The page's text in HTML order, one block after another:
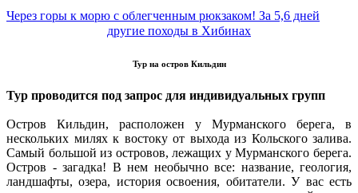
Через горы к морю с облегченным рюкзаком! За 5,6 дней
другие походы в Хибинах
Тур на остров Кильдин
Тур проводится под запрос для индивидуальных групп
Остров Кильдин, расположен у Мурманского берега, в
нескольких милях к востоку от выхода из Кольского залива.
Самый большой из островов, лежащих у Мурманского берега.
Остров - загадка! В нем необычно все: название, геология,
ландшафты, озера, история освоения, обитатели. У вас есть